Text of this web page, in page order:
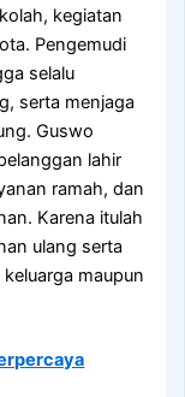
kegiatan
Pengemudi
selalu
serta menjaga
Guswo
lahir
ramah, dan
Karena itulah
ulang serta
maupun